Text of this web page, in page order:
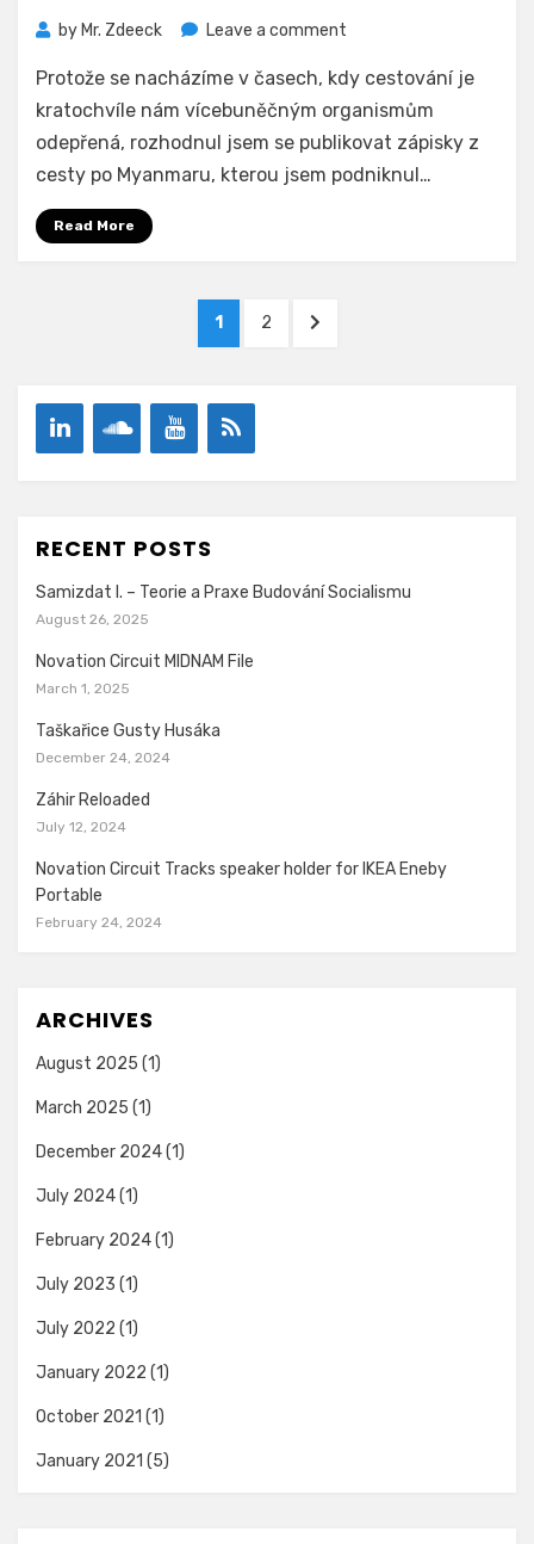
by Mr. Zdeeck Leave a comment
2019.I:
Odlet
&
Protože se nacházíme v časech, kdy cestování je
kratochvíle nám vícebuněčným organismům
odepřená, rozhodnul jsem se publikovat zápisky z
cesty po Myanmaru, kterou jsem podniknul…
Read More
PAGE
1 PAGE
2
NEXT
RECENT POSTS
Samizdat I. – Teorie a Praxe Budování Socialismu
August 26, 2025
Novation Circuit MIDNAM File
March 1, 2025
Taškařice Gusty Husáka
December 24, 2024
Záhir Reloaded
July 12, 2024
Novation Circuit Tracks speaker holder for IKEA Eneby
Portable
February 24, 2024
ARCHIVES
August 2025 (1)
March 2025 (1)
December 2024(1)
July 2024(1)
February 2024(1)
July 2023 (1)
July 2022 (1)
January 2022 (1)
October 2021 (1)
January 2021 (5)